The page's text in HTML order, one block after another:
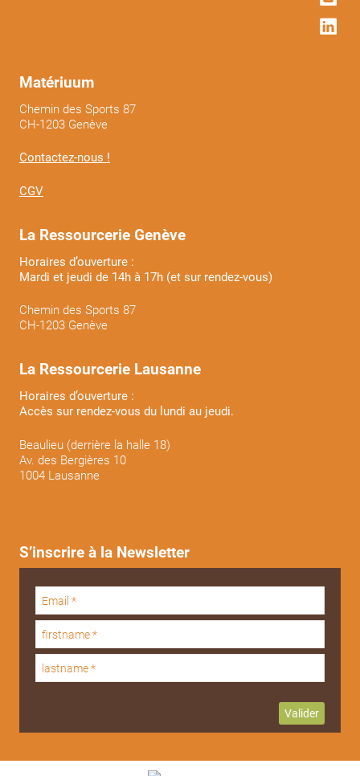
Matériuum
Chemin des Sports 87
CH-1203 Genève
Contactez-nous !
CGV
La Ressourcerie Genève
Horaires d’ouverture :
Mardi et jeudi de 14h à 17h (et sur rendez-vous)
Chemin des Sports 87
CH-1203 Genève
La Ressourcerie Lausanne
Horaires d’ouverture :
Accès sur rendez-vous du lundi au jeudi.
Beaulieu (derrière la halle 18)
Av. des Bergières 10
1004 Lausanne
S’inscrire à la Newsletter